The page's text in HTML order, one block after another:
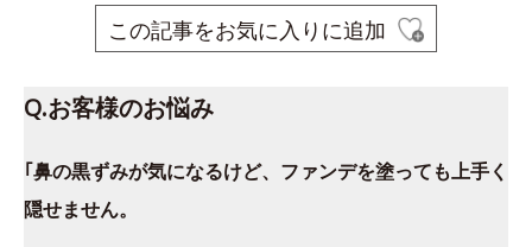
この記事をお気に入りに追加
Q.お客様のお悩み
｢鼻の黒ずみが気になるけど、ファンデを塗っても上手く
隠せません。